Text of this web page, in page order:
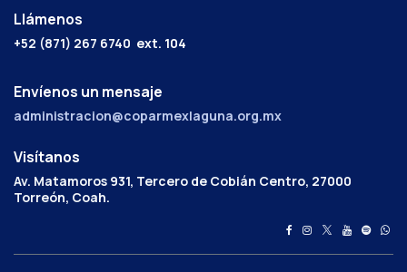
Llámenos
+52 (871) 267 6740 ext. 104
Envíenos un mensaje
administracion@coparmexlaguna.org.mx
Visítanos
Av. Matamoros 931, Tercero de Cobián Centro, 27000
Torreón, Coah.